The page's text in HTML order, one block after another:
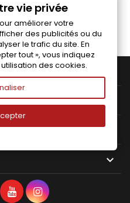
Facebook



vie privée
améliorer votre
des publicités ou du
le trafic du site. En
tout », vous indiquez
des cookies.